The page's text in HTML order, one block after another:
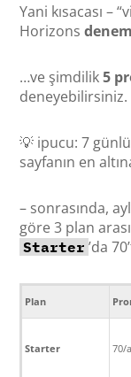
Yani kısacası –
Horizons
…ve şimdilik5
deneyebilirsiniz.
💡 ipucu: 7
sayfanın en
– sonrasında,
göre 3 plan
Starter ’da
Plan
Starter 70/